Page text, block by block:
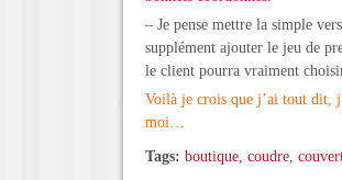
– Je pense mettre la simple
supplément ajouter le jeu de
le client pourra vraiment
Voilà je crois que j’ai tout dit,
moi…
Tags: boutique coudre